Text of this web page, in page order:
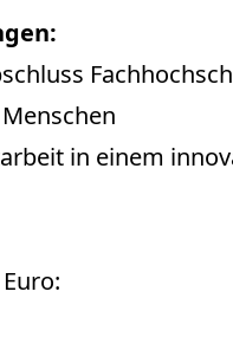
in einem